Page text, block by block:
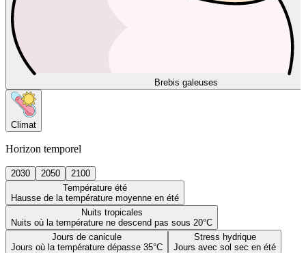
Brebis galeuses
Climat
Horizon temporel
2030 2050
2100
Température été
Hausse de la température moyenne en été
Nuits tropicales
Nuits où la température ne descend pas sous 20°C
Jours de canicule
Jours où la température dépasse 35°C
Stress hydrique
Jours avec sol sec en été